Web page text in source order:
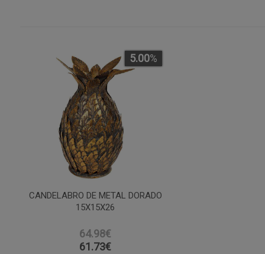
CANDELABRO DE METAL DORADO
15X15X26
64.98€
5.00%
61.73€